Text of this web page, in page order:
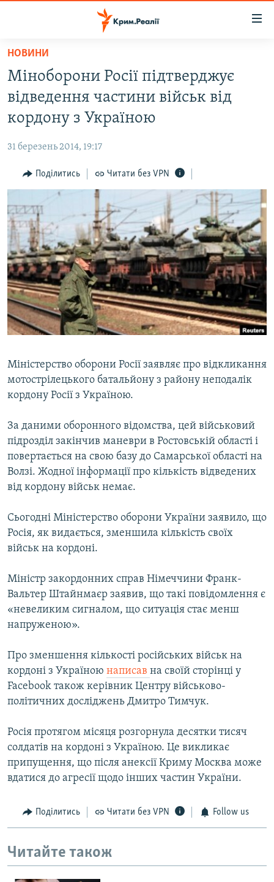
Перейти
основного
матеріалу
до
основної
навігації
Перейти
до
пошуку
НОВИНИ
ВОДА.КРИМ
ВІДЕО ТА ФОТО
БЛОГИ
ПОГЛЯД
ВСЕ ЗА ДЕНЬ
СПЕЦПРОЕКТИ
ДЕПОРТАЦІЯ
ВІДЕОУРОКИ «ELIFBE»
СВІДЧЕННЯ ОКУПАЦІЇ
УКРАЇНСЬКА ПРОБЛЕМА КРИМУ
ЯК ОБІЙТИ БЛОКУВАННЯ
Русский
Qırımtatar
НОВИНИ
Міноборони Росії підтверджує
відведення частини військ від
кордону з Україною
31 березень 2014, 19:17
Поділитись Читати без VPN
Міністерство оборони Росії заявляє про відкликання
мотострілецького батальйону з району неподалік
кордону Росії з Україною.
За даними оборонного відомства, цей військовий
підрозділ закінчив маневри в Ростовській області і
повертається на свою базу до Самарської області на
Волзі. Жодної інформації про кількість відведених
від кордону військ немає.
Сьогодні Міністерство оборони України заявило, що
Росія, як видається, зменшила кількість своїх
військ на кордоні.
Міністр закордонних справ Німеччини Франк-
Вальтер Штайнмаєр заявив, що такі повідомлення є
«невеликим сигналом, що ситуація стає менш
напруженою».
Про зменшення кількості російських військ на
кордоні з Україною написав на своїй сторінці у
Facebook також керівник Центру військово-
політичних досліджень Дмитро Тимчук.
Росія протягом місяця розгорнула десятки тисяч
солдатів на кордоні з Україною. Це викликає
припущення, що після анексії Криму Москва може
вдатися до агресії щодо інших частин України.
Поділитись Читати без VPN Follow us
Читайте також